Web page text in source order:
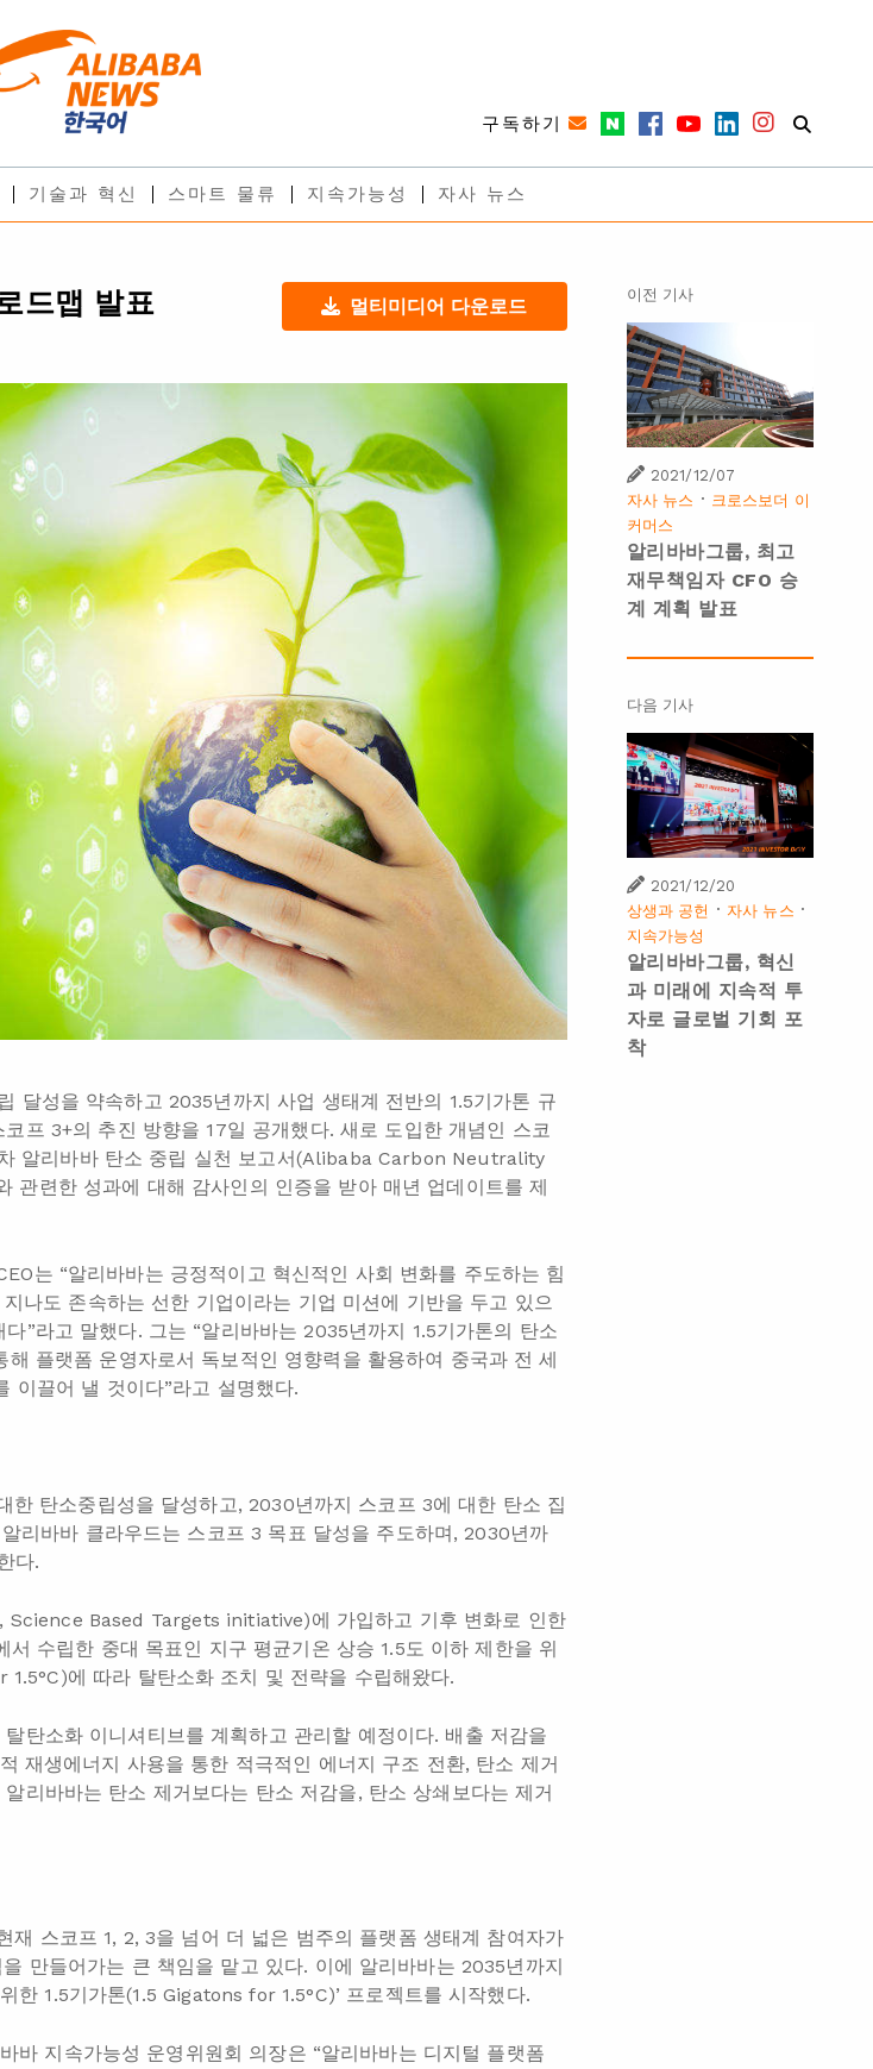
구독하기
기술과 혁신 스마트 물류 지속가능성 자사 뉴스
드맵 발표 멀티미디어 다운로드
달성을 약속하고 2035년까지 사업 생태계 전반의 1.5기가톤 규
프 3+의 추진 방향을 17일 공개했다. 새로 도입한 개념인 스코
알리바바 탄소 중립 실천 보고서(Alibaba Carbon Neutrality
관련한 성과에 대해 감사인의 인증을 받아 매년 업데이트를 제
는 “알리바바는 긍정적이고 혁신적인 사회 변화를 주도하는 힘
나도 존속하는 선한 기업이라는 기업 미션에 기반을 두고 있으
”라고 말했다. 그는 “알리바바는 2035년까지 1.5기가톤의 탄소
플랫폼 운영자로서 독보적인 영향력을 활용하여 중국과 전 세
이끌어 낼 것이다”라고 설명했다.
한 탄소중립성을 달성하고, 2030년까지 스코프 3에 대한 탄소 집
리바바 클라우드는 스코프 3 목표 달성을 주도하며, 2030년까
다.
Science Based Targets initiative)에 가입하고 기후 변화로 인한
수립한 중대 목표인 지구 평균기온 상승 1.5도 이하 제한을 위
에 따라 탈탄소화 조치 및 전략을 수립해왔다.
탄소화 이니셔티브를 계획하고 관리할 예정이다. 배출 저감을
재생에너지 사용을 통한 적극적인 에너지 구조 전환, 탄소 제거
리바바는 탄소 제거보다는 탄소 저감을, 탄소 상쇄보다는 제거
재 스코프 1, 2, 3을 넘어 더 넓은 범주의 플랫폼 생태계 참여자가
만들어가는 큰 책임을 맡고 있다. 이에 알리바바는 2035년까지
한 1.5기가톤(1.5 Gigatons for 1.5°C)’ 프로젝트를 시작했다.
지속가능성 운영위원회 의장은 “알리바바는 디지털 플랫폼
이전 기사
2021/12/07
자사 뉴스 · 크로스보더 이
커머스
알리바바그룹, 최고
재무책임자 CFO 승
계 계획 발표
다음 기사
2021/12/20
상생과 공헌 ·자사 뉴스 ·
지속가능성
알리바바그룹, 혁신
과 미래에 지속적 투
자로 글로벌 기회 포
착